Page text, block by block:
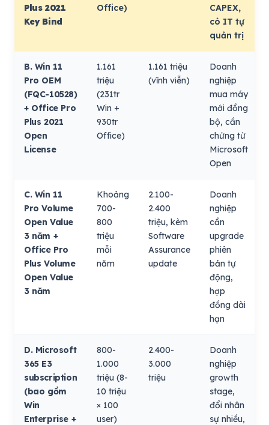
Plus 2021
Key Bind
Office)
CAPEX,
có IT tự
quản trị
B. Win 11
Pro OEM
(FQC-10528)
+ Office Pro
Plus 2021
Open
License
1.161
triệu
(231tr
Win +
930tr
Office)
1.161 triệu
(vĩnh viễn)
Doanh
nghiệp
mua máy
mới đồng
bộ, cần
chứng từ
Microsoft
Open
C. Win 11
Pro Volume
Open Value
3 năm +
Office Pro
Plus Volume
Open Value
3 năm
Khoảng
700-
800
triệu
mỗi
năm
2.100-
2.400
triệu, kèm
Software
Assurance
update
Doanh
nghiệp
cần
upgrade
phiên
bản tự
động,
hợp
đồng dài
hạn
D. Microsoft
365 E3
subscription
(bao gồm
Win
Enterprise +
800-
1.000
triệu (8-
10 triệu
× 100
user)
2.400-
3.000
triệu
Doanh
nghiệp
growth
stage,
đổi nhân
sự nhiều,